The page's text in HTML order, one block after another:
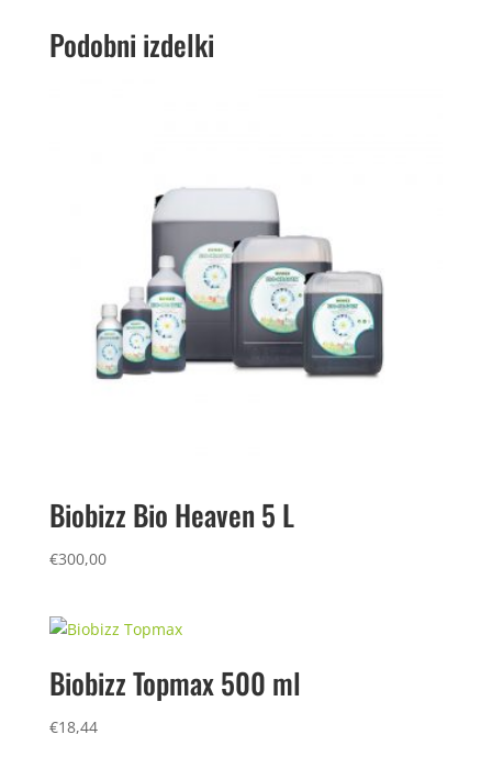
Podobni izdelki
Biobizz Bio Heaven 5 L
€300,00
Biobizz Topmax 500 ml
€18,44